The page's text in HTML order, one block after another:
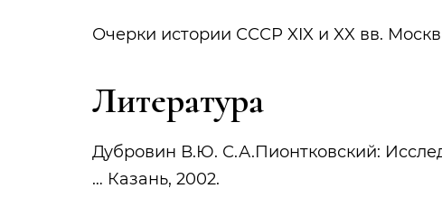
Очерки истории СССР XIX и XX вв.
Литература
Дубровин В.Ю. С.А.Пионтковский:
… Казань, 2002.